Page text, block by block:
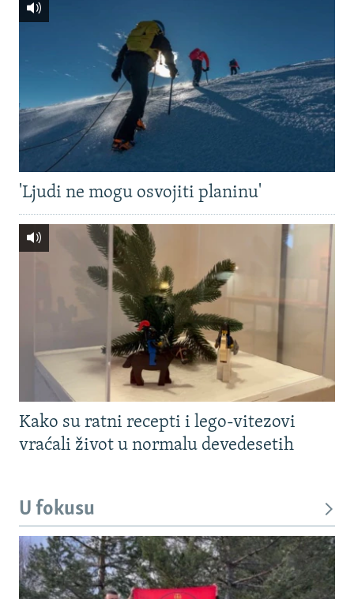
'Ljudi ne mogu osvojiti planinu'
Kako su ratni recepti i lego-vitezovi
vraćali život u normalu devedesetih
U fokusu